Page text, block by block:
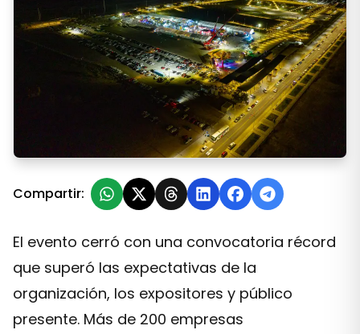
14.000 personas acompañaron la Expo San Juan
Compartir:
El evento cerró con una convocatoria récord
que superó las expectativas de la
organización, los expositores y público
presente. Más de 200 empresas